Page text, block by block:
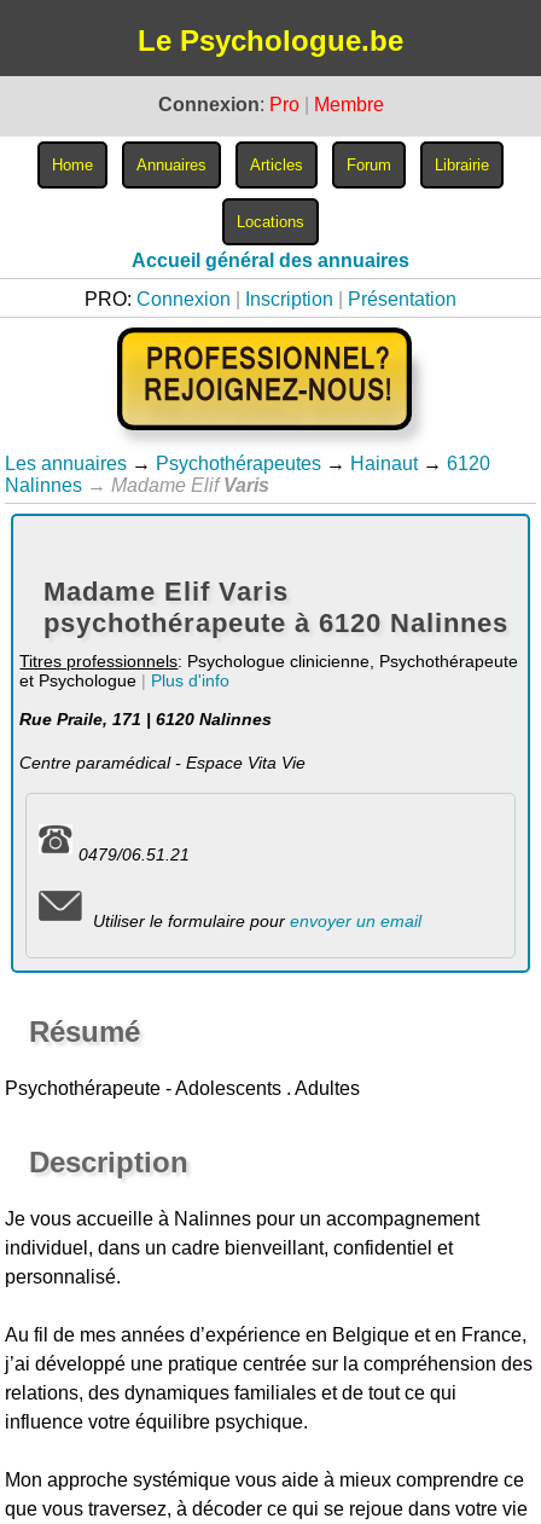
Le Psychologue.be
Connexion: Pro Membre
Accueil général des annuaires
PRO: Connexion Inscription Présentation
Les annuaires → Psychothérapeutes → Hainaut → 6120
Nalinnes → Madame ElifVaris
Madame Elif Varis
psychothérapeute à 6120 Nalinnes
Titres professionnels: Psychologue clinicienne, Psychothérapeute
et Psychologue | Plus d'info
Rue Praile, 171 | 6120 Nalinnes
Centre paramédical - Espace Vita Vie
0479/06.51.21
Utiliser le formulaire pour envoyer un email
Résumé
Psychothérapeute - Adolescents . Adultes
Description
Je vous accueille à Nalinnes pour un accompagnement
individuel, dans un cadre bienveillant, confidentiel et
personnalisé.
Au fil de mes années d’expérience en Belgique et en France,
j’ai développé une pratique centrée sur la compréhension des
relations, des dynamiques familiales et de tout ce qui
influence votre équilibre psychique.
Mon approche systémique vous aide à mieux comprendre ce
que vous traversez, à décoder ce qui se rejoue dans votre vie